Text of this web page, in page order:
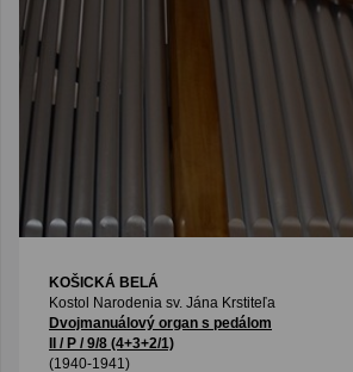
KOŠICKÁ BELÁ
Kostol Narodenia sv. Jána Krstiteľa
Dvojmanuálový organ s pedálom
II / P / 9/8 (4+3+2/1)
(1940-1941)